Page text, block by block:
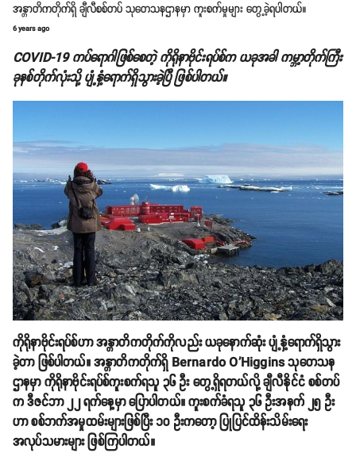
အန္တာတိကတိုက်ရှိ ချီလီစစ်တပ် သုတေသနဌာနမှာ ကူးစက်မှုများ တွေ့ခဲ့ရပါတယ်။
6 years ago
COVID-19 ကပ်ရောဂါဖြစ်စေတဲ့ ကိုရိုနာဗိုင်းရပ်စ်က ယခုအခါ ကမ္ဘာ့တိုက်ကြီး
ခုနစ်တိုက်လုံးသို့ ပျံ့နှံ့ရောက်ရှိသွားခဲ့ပြီ ဖြစ်ပါတယ်။
ကိုရိုနာဗိုင်းရပ်စ်ဟာ အန္တာတိကတိုက်ကိုလည်း ယခုနောက်ဆုံး ပျံ့နှံ့ရောက်ရှိသွား
ခဲ့တာ ဖြစ်ပါတယ်။ အန္တာတိကတိုက်ရှိ Bernardo O'Higgins သုတေသန
ဌာနမှာ ကိုရိုနာဗိုင်းရပ်စ်ကူးစက်ရသူ ၃၆ ဦး တွေ့ရှိရတယ်လို့ ချီလီနိုင်ငံ စစ်တပ်
က ဒီဇင်ဘာ ၂၂ ရက်နေ့မှာ ပြောပါတယ်။ ကူးစက်ခံရသူ ၃၆ ဦးအနက် ၂၅ ဦး
ဟာ စစ်ဘက်အမှုထမ်းများဖြစ်ပြီး ၁၀ ဦးကတော့ ပြုပြင်ထိန်းသိမ်းရေး
အလုပ်သမားများ ဖြစ်ကြပါတယ်။